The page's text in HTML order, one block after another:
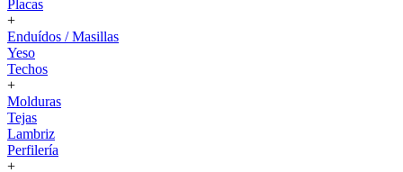
Placas
+
Enduídos / Masillas
Yeso
Techos
+
Molduras
Tejas
Lambriz
Perfilería
+